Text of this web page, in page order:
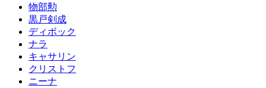
物部勲
黒戸剣成
ディボック
ナラ
キャサリン
クリストフ
ニーナ